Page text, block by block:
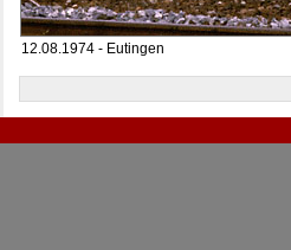
12.08.1974 - Eutingen